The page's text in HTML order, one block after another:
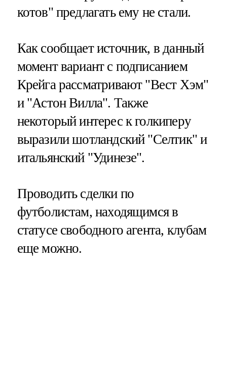
котов" предлагать ему не стали.
Как сообщает источник, в данный
момент вариант с подписанием
Крейга рассматривают "Вест Хэм"
и "Астон Вилла". Также
некоторый интерес к голкиперу
выразили шотландский "Селтик" и
итальянский "Удинезе".
Проводить сделки по
футболистам, находящимся в
статусе свободного агента, клубам
еще можно.